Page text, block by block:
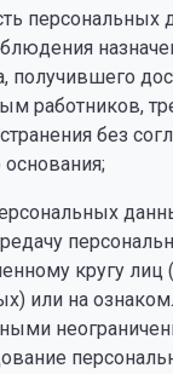
персональных
получившего
работников,
без
основания;
кругу лиц
или на